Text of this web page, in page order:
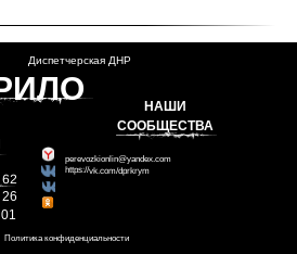
Политика конфиденциальности
Диспетчерская ДНР
НАШИ
СООБЩЕСТВА
https://vk.com/dprkrym
perevozkionlin@yandex.com